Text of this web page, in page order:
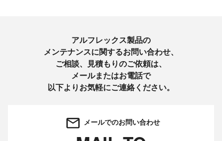
アルフレックス製品の
メンテナンスに関するお問い合わせ、
ご相談、見積もりのご依頼は、
メールまたはお電話で
以下よりお気軽にご連絡ください。
メールでのお問い合わせ